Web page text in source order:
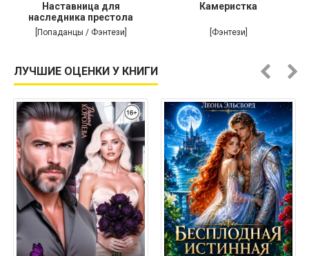
Наставница для
наследника престола
[Попаданцы / Фэнтези]
Камеристка
[Фэнтези]
ЛУЧШИЕ ОЦЕНКИ У КНИГИ